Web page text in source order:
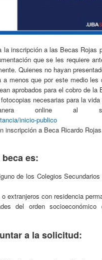
inscripción a las Becas Rojas
que se les requiere
Quienes no hayan
menos que por este medio les
aprobados para el cobro de la
necesarias para la
online al
inicio-publico
inscripción a Beca Ricardo
es:
de los Colegios
con residencia
del orden socioeconómico
a la solicitud: